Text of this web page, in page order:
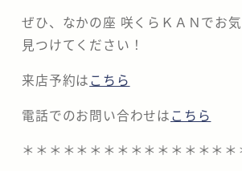
ぜひ、なかの座 咲くらＫＡＮでお
見つけてください！
来店予約はこちら
電話でのお問い合わせはこちら
＊＊＊＊＊＊＊＊＊＊＊＊＊＊＊＊